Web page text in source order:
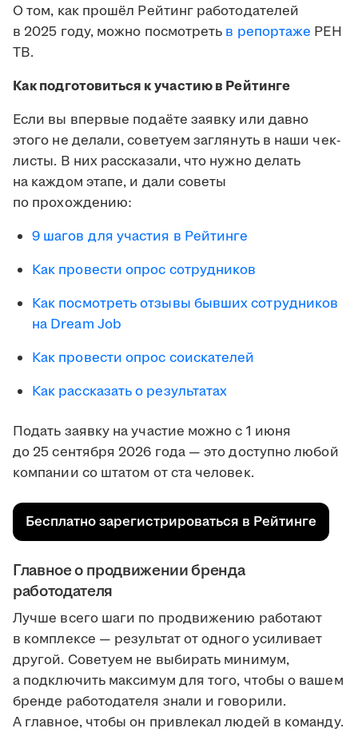
О том, как прошёл Рейтинг работодателей
в 2025 году, можно посмотреть в репортаже РЕН
ТВ.
Как подготовиться к участию в Рейтинге
Если вы впервые подаёте заявку или давно
этого не делали, советуем заглянуть в наши чек-
листы. В них рассказали, что нужно делать
на каждом этапе, и дали советы
по прохождению:
9 шагов для участия в Рейтинге
Как провести опрос сотрудников
Как посмотреть отзывы бывших сотрудников
на Dream Job
Как провести опрос соискателей
Как рассказать о результатах
Подать заявку на участие можно с 1 июня
до 25 сентября 2026 года — это доступно любой
компании со штатом от ста человек.
Бесплатно зарегистрироваться в Рейтинге
Главное о продвижении бренда
работодателя
Лучше всего шаги по продвижению работают
в комплексе — результат от одного усиливает
другой. Советуем не выбирать минимум,
а подключить максимум для того, чтобы о вашем
бренде работодателя знали и говорили.
А главное, чтобы он привлекал людей в команду.